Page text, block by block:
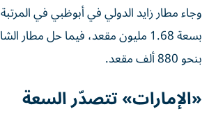
وجاء مطار زايد الدولي في أبوظبي في
بسعة 1.68 مليون مقعد، فيما حل مطار
بنحو 880 ألف مقعد.
«الإمارات» تتصدّر السعة